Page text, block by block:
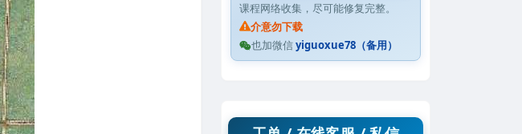
课程网络收集，尽可能修复完整。
介意勿下载
也加微信yiguoxue78（备用）